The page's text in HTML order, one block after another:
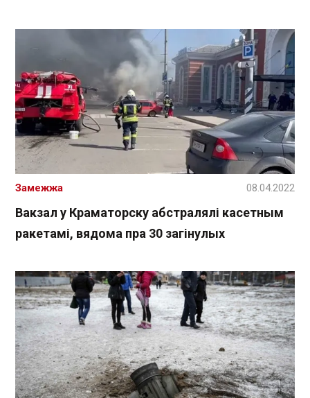
Вакзал у Краматорску абстралялі касетным
ракетамі, вядома пра 30 загінулых
Замежжа 08.04.2022